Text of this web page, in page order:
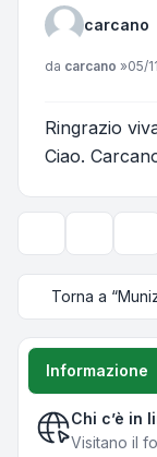
carcano
Messaggio
da carcano »05/
Ringrazio
Ciao.
Torna a
Informazione
Chi c’è in
Visitano il